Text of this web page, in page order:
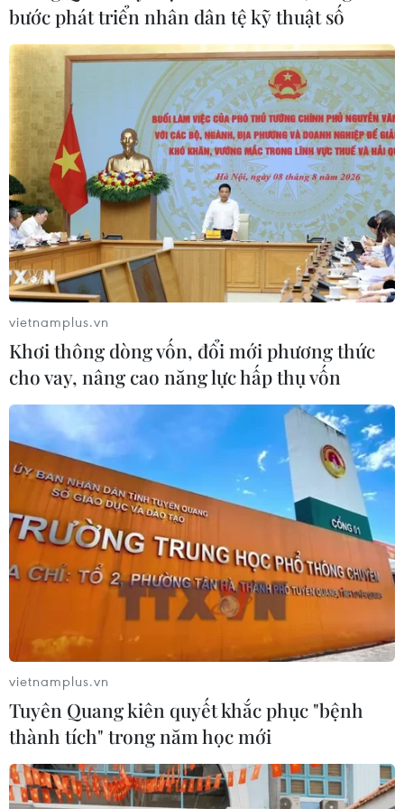
hồ đắt tiền của du khách tại Saint-
Tropez
10/08/2026 01:09
Đan Mạch: Xả súng tại Holbaek,
nhiều người bị thương
10/08/2026 01:04
Xuất khẩu của Đức sang Trung Quốc
giảm mạnh
09/08/2026 22:05
Nghịch lý tại các cường quốc du lịch
Địa Trung Hải
Khám phá điểm du lịch nổi
tiếng Mũi Tobizina ở Nga
09/08/2026 16:20
Nga và Syria đạt thỏa thuận mới về
tương lai hai căn cứ chiến lược
09/08/2026 15:21
Vấn đề người di cư: Đức khôi phục cơ
chế trả người xin tị nạn về Italy
09/08/2026 14:40
bước phát triển nhân dân tệ kỹ thuật số
vietnamplus.vn
Khơi thông dòng vốn, đổi mới phương thức
cho vay, nâng cao năng lực hấp thụ vốn
vietnamplus.vn
Tuyên Quang kiên quyết khắc phục "bệnh
thành tích" trong năm học mới